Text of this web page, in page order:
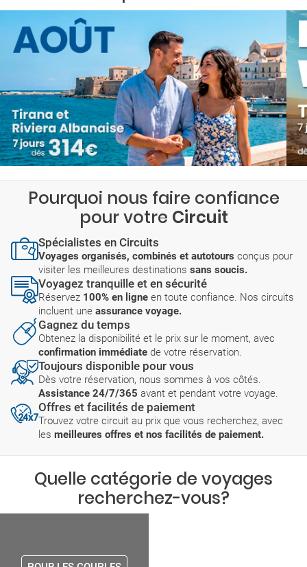
Pourquoi nous faire confiance
pour votre Circuit
Spécialistes en Circuits
Voyages organisés, combinés et autotours conçus pour
visiter les meilleures destinations sans soucis.
Voyagez tranquille et en sécurité
Réservez 100% en ligne en toute confiance. Nos circuits
incluent une assurance voyage.
Gagnez du temps
Obtenez la disponibilité et le prix sur le moment, avec
confirmation immédiate de votre réservation.
Toujours disponible pour vous
Dès votre réservation, nous sommes à vos côtés.
Assistance 24/7/365 avant et pendant votre voyage.
Offres et facilités de paiement
Trouvez votre circuit au prix que vous recherchez, avec
les meilleures offres et nos facilités de paiement.
Quelle catégorie de voyages
recherchez-vous?